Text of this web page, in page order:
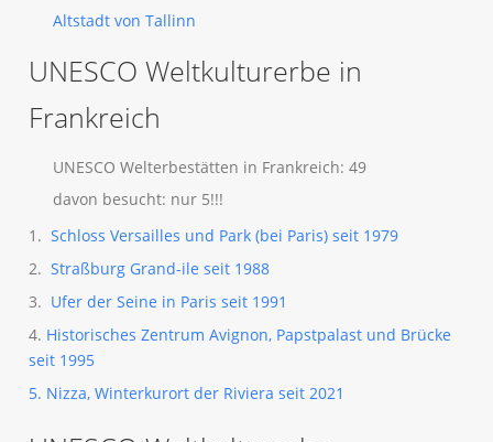
Altstadt von Tallinn
UNESCO Weltkulturerbe in
Frankreich
UNESCO Welterbestätten in Frankreich: 49
davon besucht: nur 5!!!
1. Schloss Versailles und Park (bei Paris) seit 1979
2.Straßburg Grand-ile seit 1988
3. Ufer der Seine in Paris seit 1991
4. Historisches Zentrum Avignon, Papstpalast und Brücke
seit 1995
5. Nizza, Winterkurort der Riviera seit 2021